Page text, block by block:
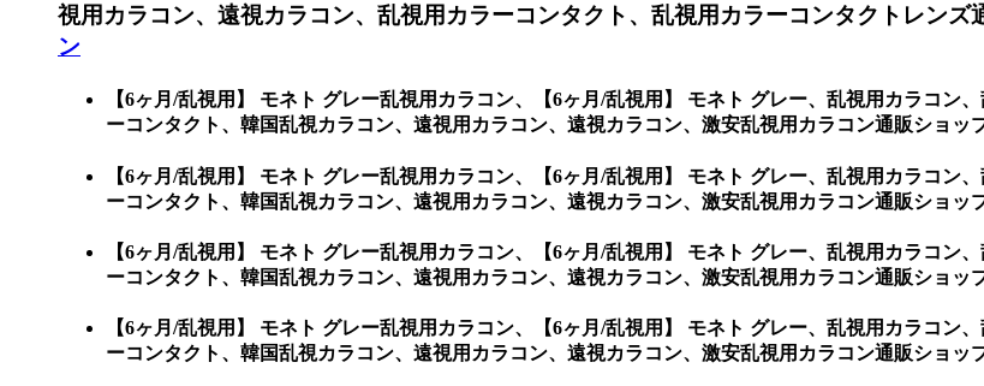
視用カラコン、遠視カラコン、乱視用カラーコンタクト、乱視用カラーコンタクトレンズ
ン
【6ヶ月/乱視用】 モネト グレー乱視用カラコン、
【6ヶ月/乱視用】 モネト グレー、乱視用カラコン
ーコンタクト、韓国乱視カラコン、遠視用カラコン、遠視カラコン、激安乱視用カラコン通販ショッ
【6ヶ月/乱視用】 モネト グレー乱視用カラコン、
【6ヶ月/乱視用】 モネト グレー、乱視用カラコン
ーコンタクト、韓国乱視カラコン、遠視用カラコン、遠視カラコン、激安乱視用カラコン通販ショッ
【6ヶ月/乱視用】 モネト グレー乱視用カラコン、
【6ヶ月/乱視用】 モネト グレー、乱視用カラコン
ーコンタクト、韓国乱視カラコン、遠視用カラコン、遠視カラコン、激安乱視用カラコン通販ショッ
【6ヶ月/乱視用】 モネト グレー乱視用カラコン、
【6ヶ月/乱視用】 モネト グレー、乱視用カラコン
ーコンタクト、韓国乱視カラコン、遠視用カラコン、遠視カラコン、激安乱視用カラコン通販ショ